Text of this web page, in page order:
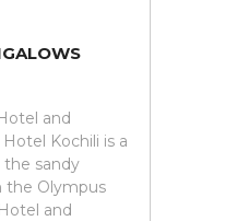
and
Kochili is a
sandy
the Olympus
and